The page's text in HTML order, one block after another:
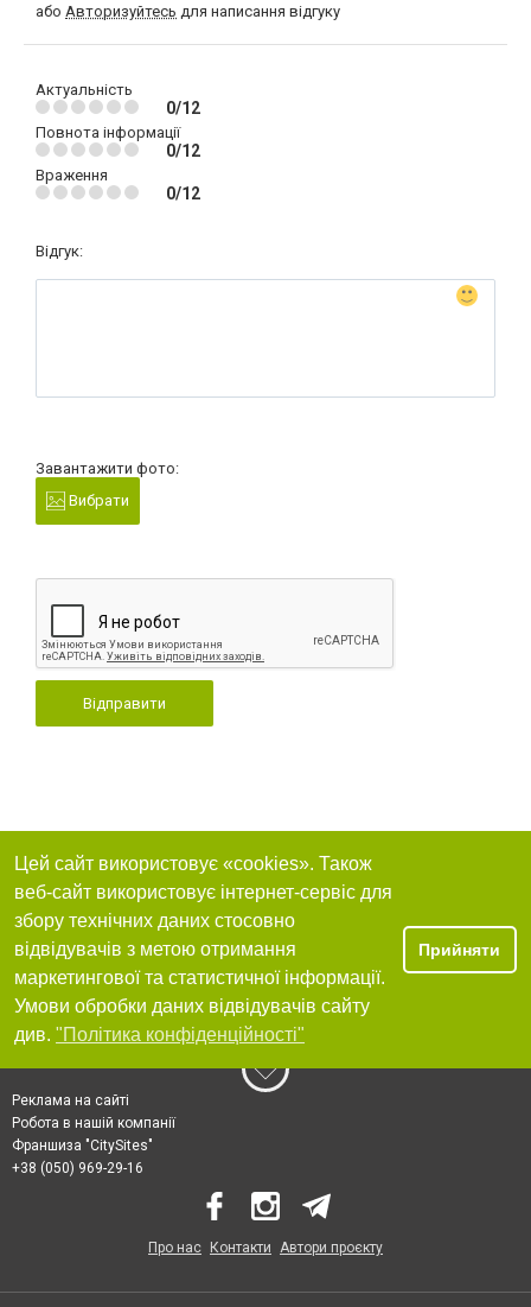
або Авторизуйтесь для написання відгуку
Актуальність
0/12
Повнота інформації
0/12
Враження
0/12
Відгук:
Завантажити фото:
Вибрати
Відправити
Цей сайт використовує «cookies». Також
веб-сайт використовує інтернет-сервіс для
збору технічних даних стосовно
відвідувачів з метою отримання
маркетингової та статистичної інформації.
Умови обробки даних відвідувачів сайту
див. "Політика конфіденційності"
Прийняти
Реклама на сайті
Робота в нашій компанії
Франшиза "CitySites"
+38 (050) 969-29-16
Про нас Контакти Автори проєкту